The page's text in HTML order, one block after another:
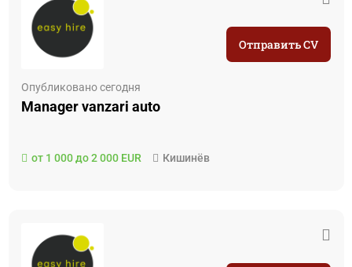
Опубликовано сегодня
Manager vanzari auto
от 1 000 до 2 000 EUR Кишинёв
Отправить CV